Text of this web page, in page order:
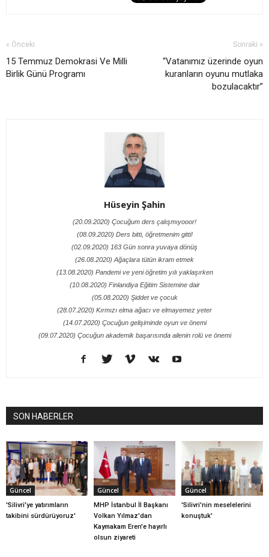
« Önceki
15 Temmuz Demokrasi Ve Milli
Birlik Günü Programı
Sonraki »
“Vatanımız üzerinde oyun
kuranların oyunu mutlaka
bozulacaktır”
Hüseyin Şahin
(20.09.2020) Çocuğum ders çalışmıyooor!
(08.09.2020) Ders bitti, öğretmenim gitti!
(02.09.2020) 163 Gün sonra yuvaya dönüş
(26.08.2020) Ağaçlara tütün ikram etmek
(13.08.2020) Pandemi ve yeni öğretim yılı yaklaşırken
(10.08.2020) Finlandiya Eğitim Sistemine dair
(05.08.2020) Şiddet ve çocuk
(28.07.2020) Kırmızı elma ağacı ve elmayemez yeter
(14.07.2020) Çocuğun gelişiminde oyun ve önemi
(09.07.2020) Çocuğun akademik başarısında ailenin rolü ve önemi
SON HABERLER
Güncel
'Silivri'ye yatırımların
takibini sürdürüyoruz'
Güncel
MHP İstanbul İl Başkanı
Volkan Yılmaz'dan
Kaymakam Eren'e hayırlı
olsun ziyareti
Güncel
'Silivri'nin meselelerini
konuştuk'